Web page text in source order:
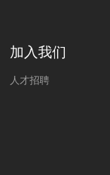
加入我们
人才招聘